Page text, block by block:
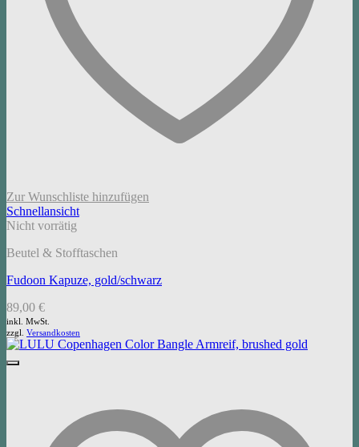
Zur Wunschliste hinzufügen
Schnellansicht
Nicht vorrätig
Beutel & Stofftaschen
Fudoon Kapuze, gold/schwarz
89,00 €
inkl. MwSt.
zzgl. Versandkosten